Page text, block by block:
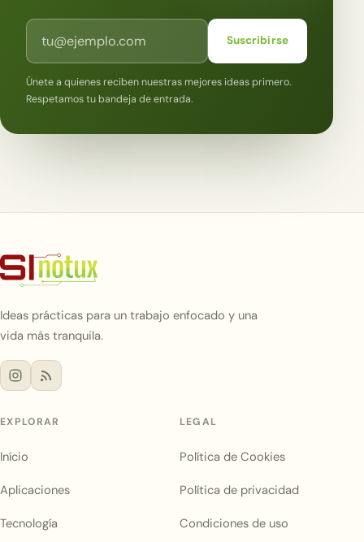
Correo electrónico
Suscribirse
Únete a quienes reciben nuestras mejores ideas primero.
Respetamos tu bandeja de entrada.
Ideas prácticas para un trabajo enfocado y una
vida más tranquila.
EXPLORAR
Início
Aplicaciones
Tecnología
LEGAL
Política de Cookies
Política de privacidad
Condiciones de uso